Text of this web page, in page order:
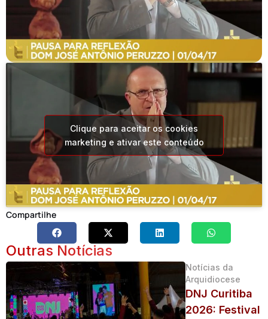
Clique para aceitar os cookies
marketing e ativar este conteúdo
Compartilhe
Outras Notícias
Notícias da
Arquidiocese
DNJ Curitiba
2026: Festival